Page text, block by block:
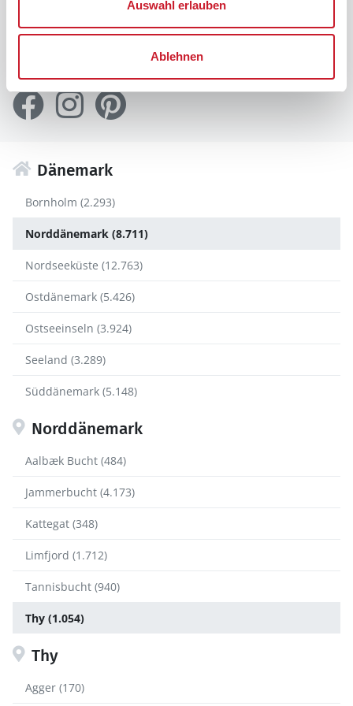
Auswahl erlauben
Ablehnen
Folgen Sie uns auf diesen Kanälen
Dänemark
Bornholm (2.293)
Norddänemark (8.711)
Nordseeküste (12.763)
Ostdänemark (5.426)
Ostseeinseln (3.924)
Seeland (3.289)
Süddänemark (5.148)
Norddänemark
Aalbæk Bucht (484)
Jammerbucht (4.173)
Kattegat (348)
Limfjord (1.712)
Tannisbucht (940)
Thy (1.054)
Thy
Agger (170)